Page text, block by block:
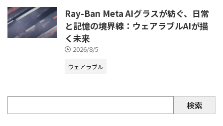
Ray-Ban Meta AIグラスが紡ぐ、日常
と記憶の境界線：ウェアラブルAIが描
く未来
2026/8/5
ウェアラブル
検索